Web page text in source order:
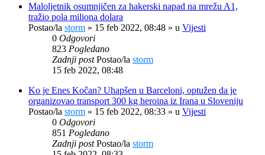
Maloljetnik osumnjičen za hakerski napad na mrežu A1,
tražio pola miliona dolara
Postao/la storm » 15 feb 2022, 08:48 » u Vijesti
0 Odgovori
823 Pogledano
Zadnji postPostao/la storm
15 feb 2022, 08:48
Ko je Enes Kočan? Uhapšen u Barceloni, optužen da je
organizovao transport 300 kg heroina iz Irana u Sloveniju
Postao/la storm » 15 feb 2022, 08:33 » u Vijesti
0 Odgovori
851 Pogledano
Zadnji postPostao/la storm